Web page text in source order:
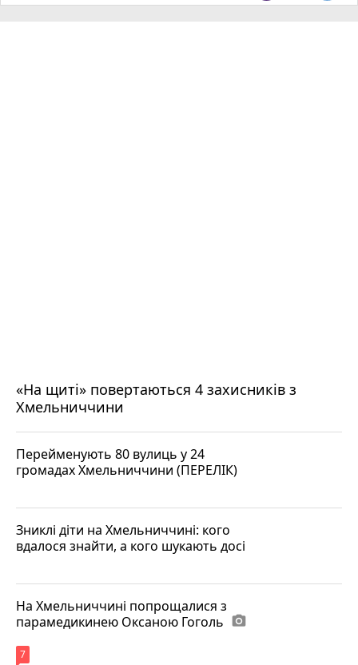
«На щиті» повертаються 4 захисників з
Хмельниччини
Перейменують 80 вулиць у 24
громадах Хмельниччини (ПЕРЕЛІК)
Зниклі діти на Хмельниччині: кого
вдалося знайти, а кого шукають досі
На Хмельниччині попрощалися з
парамедикинею Оксаною Гоголь photo_camera
7